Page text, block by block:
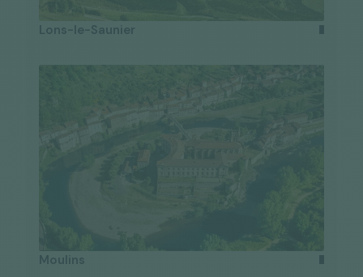
Lons-le-Saunier
Moulins